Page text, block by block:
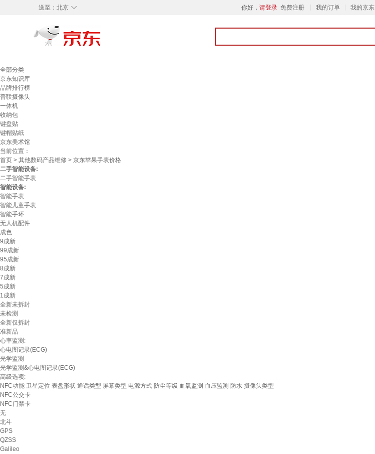
◇
送至： 北京 你好， 请登录 免费注册 我的订单 我的京东
全部分类
京东知识库
品牌排行榜
普联摄像头
一体机
收纳包
键盘贴
键帽贴纸
京东美术馆
当前位置：
首页 > 其他数码产品维修 > 京东苹果手表价格
二手智能设备:
二手智能手表
智能设备:
智能手表
智能儿童手表
智能手环
无人机配件
成色:
9成新
99成新
95成新
8成新
7成新
5成新
1成新
全新未拆封
未检测
全新仅拆封
准新品
心率监测:
心电图记录(ECG)
光学监测
光学监测&心电图记录(ECG)
高级选项:
NFC功能 卫星定位 表盘形状 通话类型 屏幕类型 电源方式 防尘等级 血氧监测 血压监测 防水 摄像头类型
NFC公交卡
NFC门禁卡
无
北斗
GPS
QZSS
Galileo